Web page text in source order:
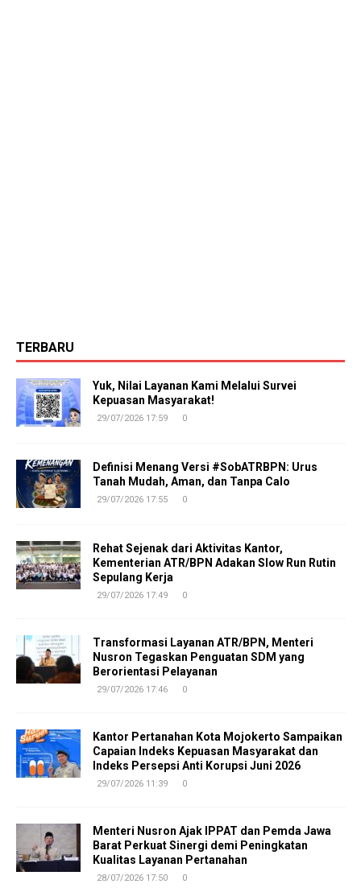
TERBARU
Yuk, Nilai Layanan Kami Melalui Survei
Kepuasan Masyarakat!
29/07/2026 17:59 0
Definisi Menang Versi #SobATRBPN: Urus
Tanah Mudah, Aman, dan Tanpa Calo
29/07/2026 17:55 0
Rehat Sejenak dari Aktivitas Kantor,
Kementerian ATR/BPN Adakan Slow Run Rutin
Sepulang Kerja
29/07/2026 17:49 0
Transformasi Layanan ATR/BPN, Menteri
Nusron Tegaskan Penguatan SDM yang
Berorientasi Pelayanan
29/07/2026 17:46 0
Kantor Pertanahan Kota Mojokerto Sampaikan
Capaian Indeks Kepuasan Masyarakat dan
Indeks Persepsi Anti Korupsi Juni 2026
29/07/2026 11:39 0
Menteri Nusron Ajak IPPAT dan Pemda Jawa
Barat Perkuat Sinergi demi Peningkatan
Kualitas Layanan Pertanahan
28/07/2026 17:50 0